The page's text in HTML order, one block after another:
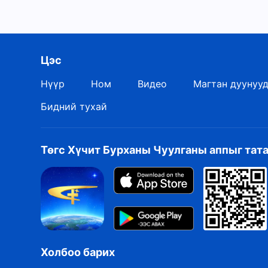
Цэс
Нүүр Ном Видео
Магтан
Бидний тухай
Төгс Хүчит Бурханы Чуулганы аппыг
Холбоо барих